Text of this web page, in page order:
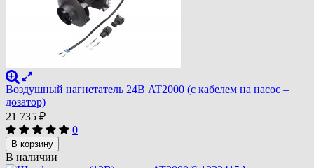
Воздушный нагнетатель 24В AT2000 (с кабелем на насос –
дозатор)
21 735 ₽
0
В корзину
В наличии